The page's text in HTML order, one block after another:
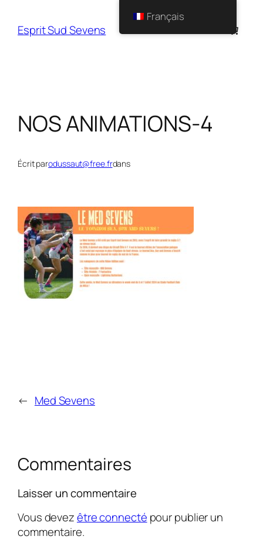
Esprit Sud Sevens
NOS ANIMATIONS-4
Écrit parodussaut@free.frdans
← Med Sevens
Commentaires
Laisser un commentaire
Vous devezêtre connecté pour publier un
commentaire.
Français